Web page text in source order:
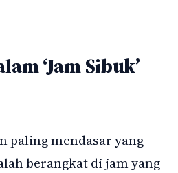
‘Jam Sibuk’
paling mendasar yang
berangkat di jam yang